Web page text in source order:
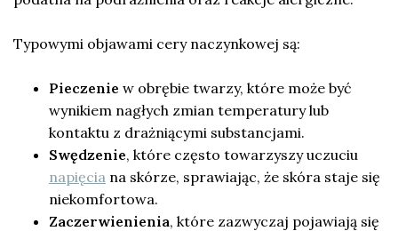
Typowymi objawami cery naczynkowej są:
Pieczenie w obrębie twarzy, które może być
wynikiem nagłych zmian temperatury lub
kontaktu z drażniącymi substancjami.
Swędzenie, które często towarzyszy uczuciu
napięcia na skórze, sprawiając, że skóra staje się
niekomfortowa.
Zaczerwienienia, które zazwyczaj pojawiają się